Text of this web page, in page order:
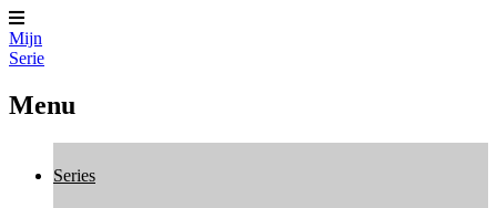
Mijn
Serie
Menu
Series